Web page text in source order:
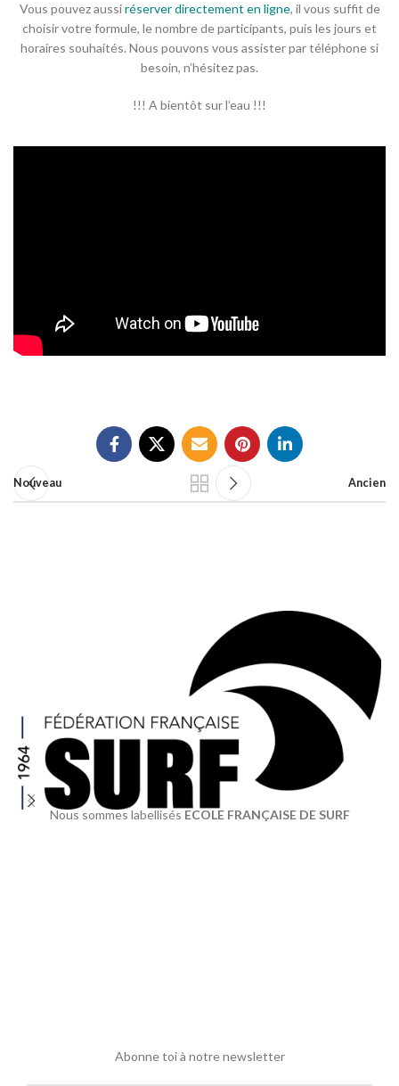
Vous pouvez aussiréserver directement en ligne, il vous suffit de
choisir votre formule, le nombre de participants, puis les jours et
horaires souhaités. Nous pouvons vous assister par téléphone si
besoin, n’hésitez pas.
!!! A bientôt sur l’eau !!!
Nouveau Ancien
Nous sommes labellisés ECOLE FRANÇAISE DE SURF
Abonne toi à notre newsletter